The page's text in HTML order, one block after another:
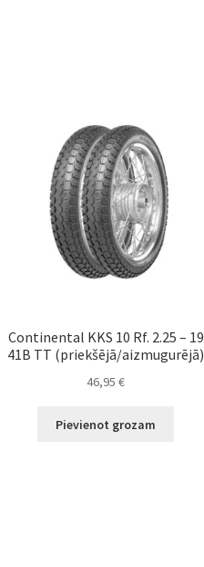
Continental KKS 10 Rf. 2.25 – 19
41B TT (priekšējā/aizmugurējā)
46,95€
Pievienot grozam